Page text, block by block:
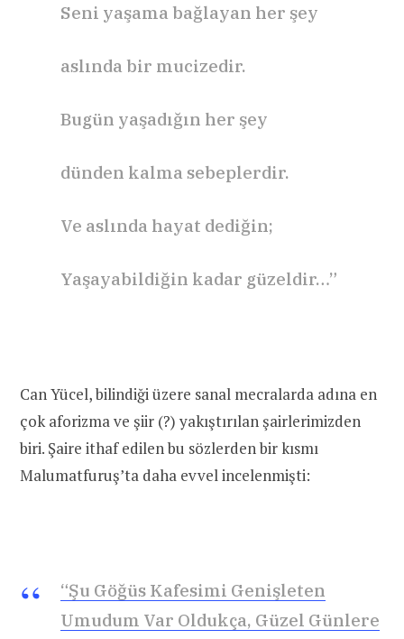
Seni yaşama bağlayan her şey
aslında bir mucizedir.
Bugün yaşadığın her şey
dünden kalma sebeplerdir.
Ve aslında hayat dediğin;
Yaşayabildiğin kadar güzeldir…”
Can Yücel, bilindiği üzere sanal mecralarda adına en
çok aforizma ve şiir (?) yakıştırılan şairlerimizden
biri. Şaire ithaf edilen bu sözlerden bir kısmı
Malumatfuruş’ta daha evvel incelenmişti:
“Şu Göğüs Kafesimi Genişleten
Umudum Var Oldukça, Güzel Günlere